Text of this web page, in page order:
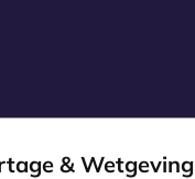
& Wetgeving